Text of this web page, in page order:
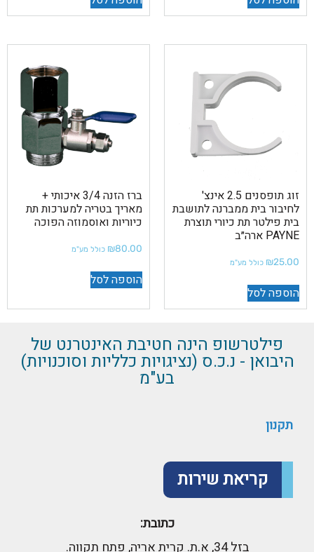
זוג תופסנים 2.5 אינצ'
לחיבור בית ממברנה לתושבת
בית פילטר תת כיורי תוצרת
PAYNE ארה״ב
₪25.00 כולל מע"מ
הוספה לסל
ברז הזנה 3/4 איכותי +
מאריך בטריה למערכות תת
כיוריות ואוסמוזה הפוכה
₪80.00 כולל מע"מ
הוספה לסל
פילטרשופ הינה חטיבת האינטרנט של
היבואן - נ.כ.ס (נציגויות כלליות וסוכנויות)
בע"מ
תקנון
קריאת שירות
כתובת:
בזל 34, א.ת. קרית אריה, פתח תקווה.